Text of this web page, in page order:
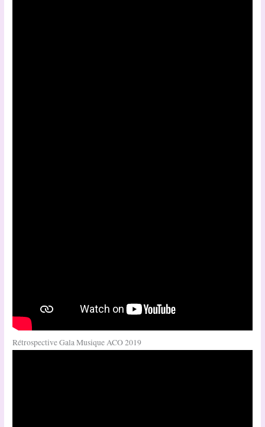
Rétrospective Gala Musique ACO 2019